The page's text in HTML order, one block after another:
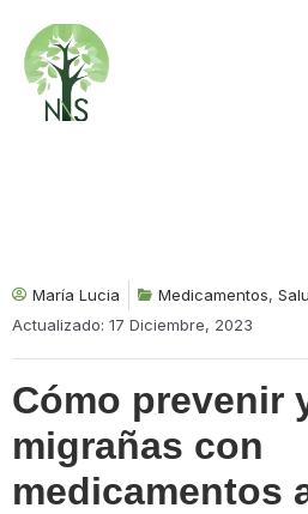
Saltar
contenido
María Lucia Medicamentos,
Actualizado: 17 Diciembre, 2023
Cómo prevenir
migrañas con
medicamentos